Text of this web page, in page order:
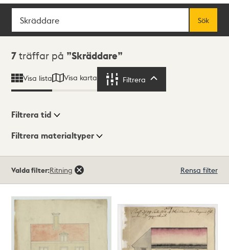
Sök
Sök
Sökresultat
7 träffar på Skräddare
Visa lista Visa karta Filtrera
Visningsläge
Filtrera tid
Filtrera materialtyper
träffar
Valda filter:Ritning Rensa filter